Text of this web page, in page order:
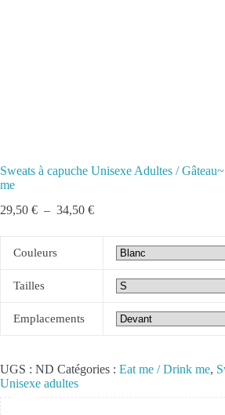
Sweats à capuche Unisexe Adultes /
me
29,50 € – 34,50 €Plage
29,50 €
34,50 €
Couleurs
Tailles
Emplacements
UGS : ND Catégories : Eat me / Drink me,
Unisexe adultes